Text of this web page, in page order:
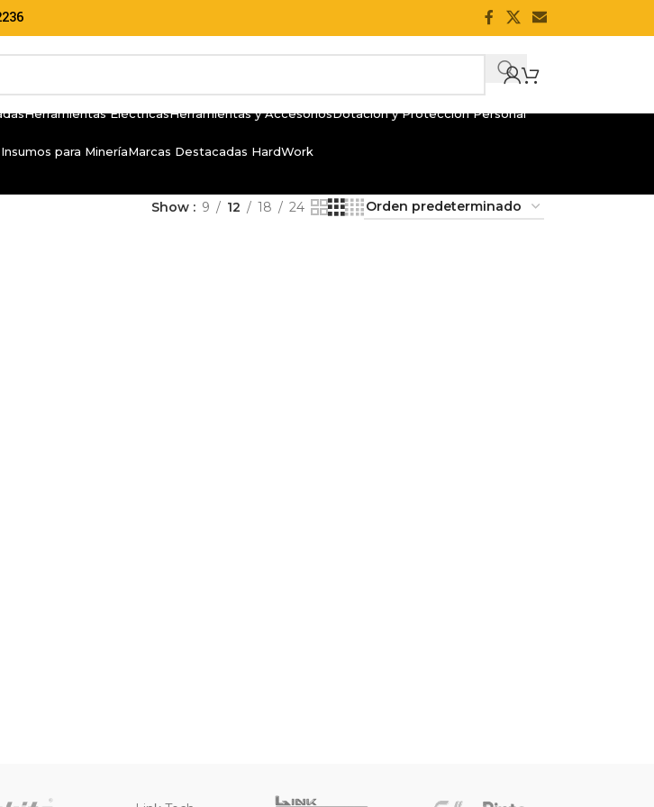
Herramientas EléctricasHerramientas y AccesoriosDotación y Protección Personal
para MineríaMarcas Destacadas HardWork
Show 9 12 18 24